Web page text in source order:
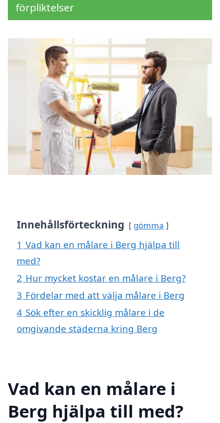
förpliktelser
Innehållsförteckning gömma
1 Vad kan en målare i Berg hjälpa till
med?
2 Hur mycket kostar en målare i Berg?
3 Fördelar med att välja målare i Berg
4 Sök efter en skicklig målare i de
omgivande städerna kring Berg
Vad kan en målare i
Berg hjälpa till med?